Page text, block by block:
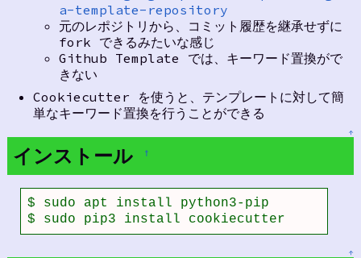
a-template-repository
元のレポジトリから、コミット履歴を継承せずに
fork できるみたいな感じ
Github Template では、キーワード置換がで
きない
Cookiecutter を使うと、テンプレートに対して簡
単なキーワード置換を行うことができる
↑
インストール †
$ sudo apt install python3-pip
$ sudo pip3 install cookiecutter
↑